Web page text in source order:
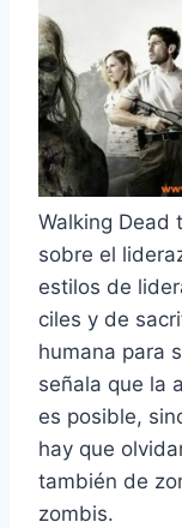
Walking Dead
sobre el
estilos de
ciles y de
humana para
señala que la
es posible,
hay que
también de
zombis.